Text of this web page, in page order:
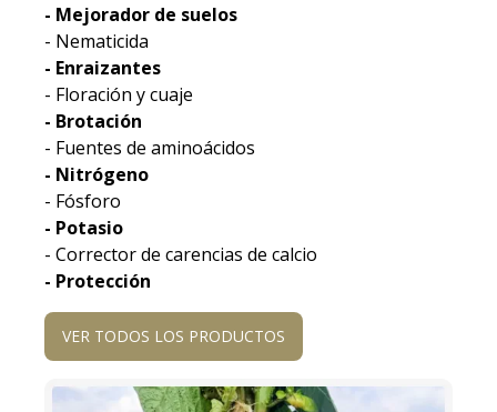
- Mejorador de suelos
- Nematicida
- Enraizantes
- Floración y cuaje
- Brotación
- Fuentes de aminoácidos
- Nitrógeno
- Fósforo
- Potasio
- Corrector de carencias de calcio
- Protección
VER TODOS LOS PRODUCTOS